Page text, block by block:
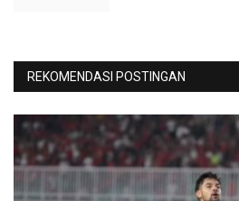
REKOMENDASI POSTINGAN